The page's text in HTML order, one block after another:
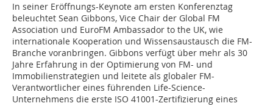
In seiner Eröffnungs-Keynote am ersten Konferenztag
beleuchtet Sean Gibbons, Vice Chair der Global FM
Association und EuroFM Ambassador to the UK, wie
internationale Kooperation und Wissensaustausch die FM-
Branche voranbringen. Gibbons verfügt über mehr als 30
Jahre Erfahrung in der Optimierung von FM- und
Immobilienstrategien und leitete als globaler FM-
Verantwortlicher eines führenden Life-Science-
Unternehmens die erste ISO 41001-Zertifizierung eines